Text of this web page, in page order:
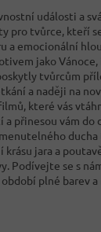
události a
pro tvůrce, kteří
a emocionální
jako
tvůrcům
a naději na
které vás
přinesou vám do
krásu jara a
Podívejte se s
plné barev a